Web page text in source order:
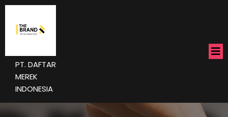
PT. DAFTAR
MEREK
INDONESIA